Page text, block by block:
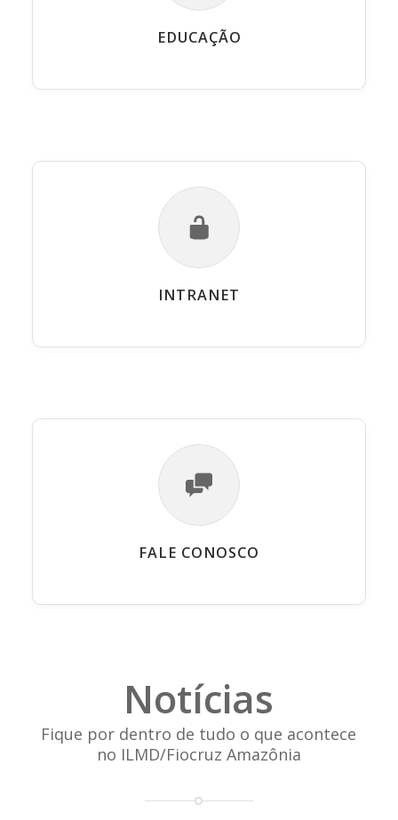
EDUCAÇÃO
INTRANET
FALE CONOSCO
Notícias
Fique por dentro de tudo o que acontece
no ILMD/Fiocruz Amazônia